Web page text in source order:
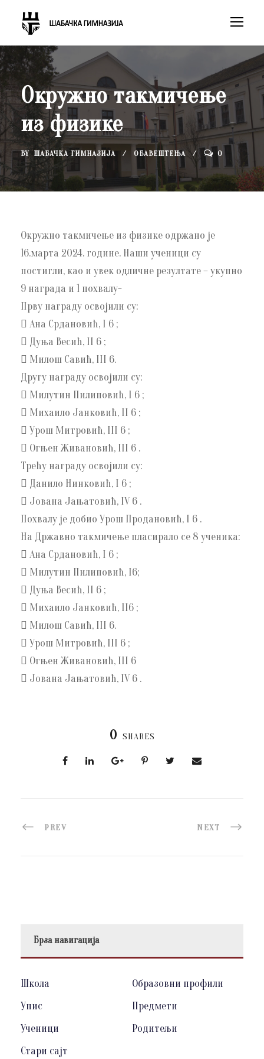
Окружно такмичење
из физике
BY ШАБАЧКА ГИМНАЗИЈА ОБАВЕШТЕЊА 0
Окружно такмичење из физике одржано је
16.марта 2024. године. Наши ученици су
постигли, као и увек одличне резултате – укупно
9 награда и 1 похвалу-
Прву награду освојили су:
 Ана Срдановић, I 6 ;
 Дуња Весић, II 6 ;
 Милош Савић, III 6.
Другу награду освојили су:
 Милутин Пилиповић, I 6 ;
 Михаило Јанковић, II 6 ;
 Урош Митровић, III 6 ;
 Огњен Живановић, III 6 .
Трећу награду освојили су:
 Данило Нинковић, I 6 ;
 Јована Јањатовић, IV 6 .
Похвалу је добио Урош Продановић, I 6 .
На Државно такмичење пласирало се 8 ученика:
 Ана Срдановић, I 6 ;
 Милутин Пилиповић, I6;
 Дуња Весић, II 6 ;
 Михаило Јанковић, II6 ;
 Милош Савић, III 6.
 Урош Митровић, III 6 ;
 Огњен Живановић, III 6
 Јована Јањатовић, IV 6 .
0 SHARES
PREV NEXT
Брза навигација
Школа
Образовни профили
Упис
Предмети
Ученици
Родитељи
Стари сајт